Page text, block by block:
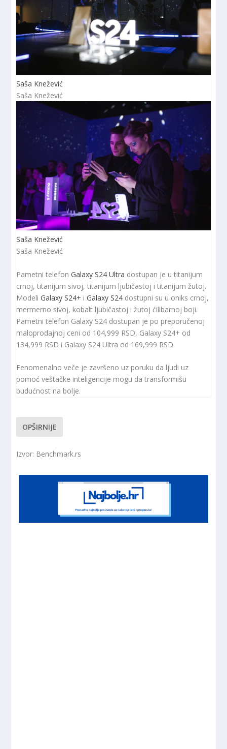
Saša Knežević
Saša Knežević
Saša Knežević
Saša Knežević
Pametni telefonGalaxy S24 Ultra dostupan je u titanijum
crnoj, titanijum sivoj, titanijum ljubičastoj i titanijum žutoj.
ModeliGalaxy S24+ iGalaxy S24 dostupni su u oniks crnoj,
mermerno sivoj, kobalt ljubičastoj i žutoj ćilibarnoj boji.
Pametni telefon Galaxy S24 dostupan je po preporučenoj
maloprodajnoj ceni od 104,999 RSD, Galaxy S24+ od
134,999 RSD i Galaxy S24 Ultra od 169,999 RSD.
Fenomenalno veče je završeno uz poruku da ljudi uz
pomoć veštačke inteligencije mogu da transformišu
budućnost na bolje.
OPŠIRNIJE
Izvor: Benchmark.rs